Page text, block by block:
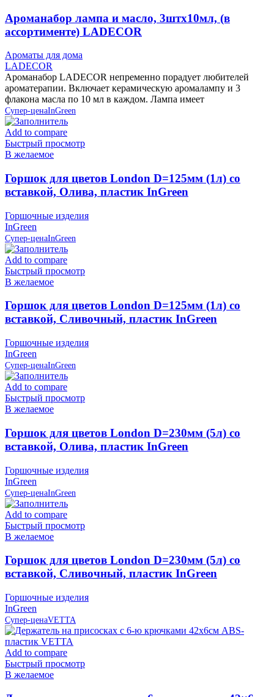
Ароманабор лампа и масло, 3штx10мл, (в
ассортименте) LADECOR
Ароматы для дома
LADECOR
Ароманабор LADECOR непременно порадует любителей
ароматерапии. Включает керамическую аромалампу и 3
флакона масла по 10 мл в каждом. Лампа имеет
Супер-ценаInGreen
Add to compare
Быстрый просмотр
В желаемое
Горшок для цветов London D=125мм (1л) со
вставкой, Олива, пластик InGreen
Горшочные изделия
InGreen
Супер-ценаInGreen
Add to compare
Быстрый просмотр
В желаемое
Горшок для цветов London D=125мм (1л) со
вставкой, Сливочный, пластик InGreen
Горшочные изделия
InGreen
Супер-ценаInGreen
Add to compare
Быстрый просмотр
В желаемое
Горшок для цветов London D=230мм (5л) со
вставкой, Олива, пластик InGreen
Горшочные изделия
InGreen
Супер-ценаInGreen
Add to compare
Быстрый просмотр
В желаемое
Горшок для цветов London D=230мм (5л) со
вставкой, Сливочный, пластик InGreen
Горшочные изделия
InGreen
Супер-ценаVETTA
Add to compare
Быстрый просмотр
В желаемое